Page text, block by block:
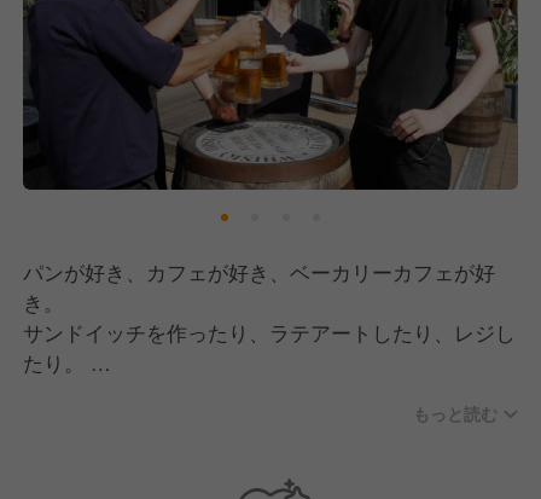
パンが好き、カフェが好き、ベーカリーカフェが好
き。
サンドイッチを作ったり、ラテアートしたり、レジし
たり。
もっと読む